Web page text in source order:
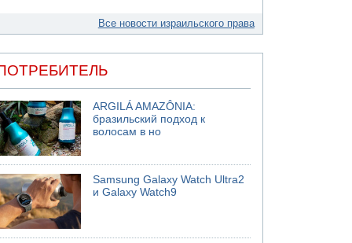
Все новости израильского права
ARGILÁ AMAZÔNIA:
бразильский подход к
волосам в но
Samsung Galaxy Watch Ultra2
и Galaxy Watch9